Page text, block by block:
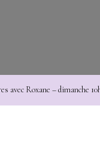
avec Roxane – dimanche